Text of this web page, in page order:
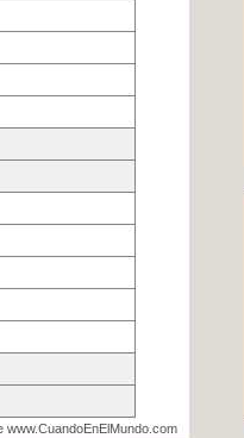
www.CuandoEnElMundo.com